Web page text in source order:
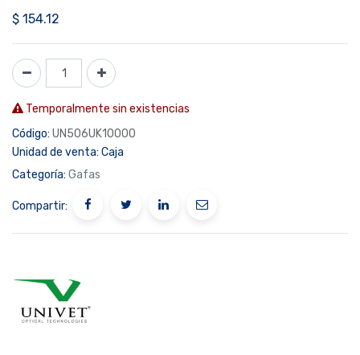
$ 154.12
Temporalmente sin existencias
Código: UN506UK10000
Unidad de venta: Caja
Categoría: Gafas
Compartir: